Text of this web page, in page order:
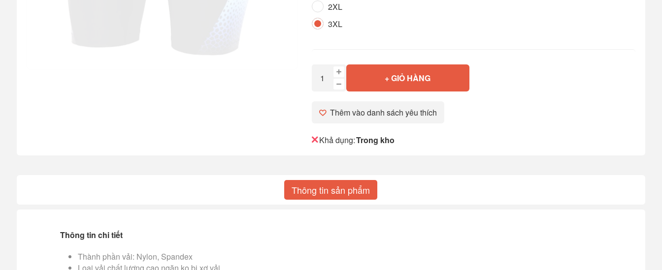
2XL
3XL
+ GIỎ HÀNG
Thêm vào danh sách yêu thích
Khả dụng:Trong kho
Thông tin sản phẩm
Thông tin chi tiết
Thành phần vải: Nylon, Spandex
Loại vải chất lượng cao ngăn ko bị xơ vải